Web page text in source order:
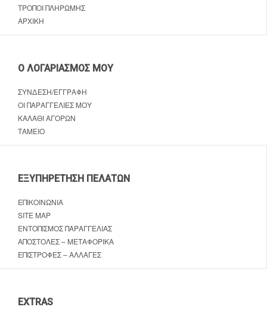
ΤΡΌΠΟΙ ΠΛΗΡΩΜΉΣ
ΑΡΧΙΚΉ
Ο ΛΟΓΑΡΙΑΣΜΌΣ ΜΟΥ
ΣΎΝΔΕΣΗ/ΕΓΓΡΑΦΉ
ΟΙ ΠΑΡΑΓΓΕΛΊΕΣ ΜΟΥ
ΚΑΛΆΘΙ ΑΓΟΡΏΝ
ΤΑΜΕΊΟ
ΕΞΥΠΗΡΈΤΗΣΗ ΠΕΛΑΤΏΝ
ΕΠΙΚΟΙΝΩΝΊΑ
SITE MAP
ΕΝΤΟΠΙΣΜΌΣ ΠΑΡΑΓΓΕΛΊΑΣ
ΑΠΟΣΤΟΛΈΣ – ΜΕΤΑΦΟΡΙΚΆ
ΕΠΙΣΤΡΟΦΈΣ – ΑΛΛΑΓΈΣ
EXTRAS